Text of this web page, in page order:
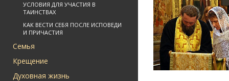
УСЛОВИЯ ДЛЯ УЧАСТИЯ В
ТАИНСТВАХ
КАК ВЕСТИ СЕБЯ ПОСЛЕ ИСПОВЕДИ
И ПРИЧАСТИЯ
Семья
Крещение
Духовная жизнь